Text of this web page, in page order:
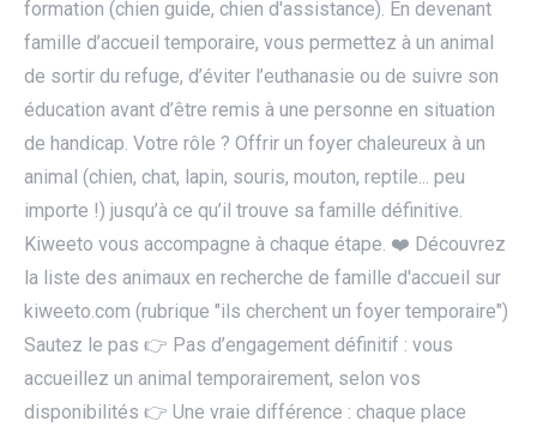
formation (chien guide, chien d'assistance). En devenant
famille d’accueil temporaire, vous permettez à un animal
de sortir du refuge, d’éviter l’euthanasie ou de suivre son
éducation avant d’être remis à une personne en situation
de handicap. Votre rôle ? Offrir un foyer chaleureux à un
animal (chien, chat, lapin, souris, mouton, reptile... peu
importe !) jusqu’à ce qu’il trouve sa famille définitive.
Kiweeto vous accompagne à chaque étape. ❤️ Découvrez
la liste des animaux en recherche de famille d'accueil sur
kiweeto.com (rubrique "ils cherchent un foyer temporaire")
Sautez le pas 👉 Pas d’engagement définitif : vous
accueillez un animal temporairement, selon vos
disponibilités 👉 Une vraie différence : chaque place